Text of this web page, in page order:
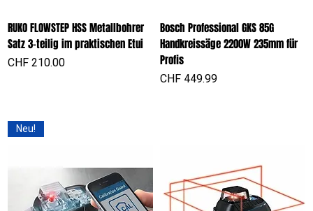
RUKO FLOWSTEP HSS Metallbohrer
Satz 3-teilig im praktischen Etui
Preis
CHF 210.00
Bosch Professional GKS 85G
Handkreissäge 2200W 235mm für
Profis
Preis
CHF 449.99
Neu!